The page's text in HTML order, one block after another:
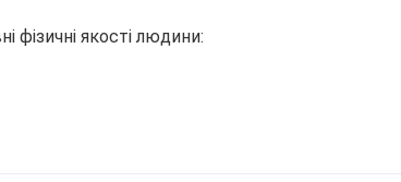
фізичні якості людини: